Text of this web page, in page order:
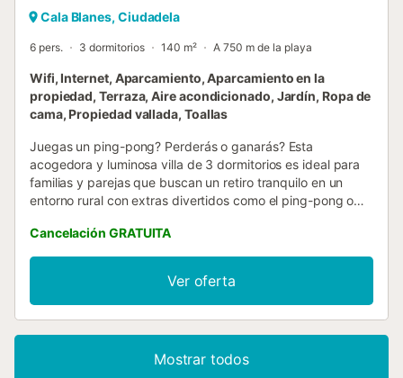
Cala Blanes, Ciudadela
6 pers. 3 dormitorios 140 m² A 750 m de la playa
Wifi, Internet, Aparcamiento, Aparcamiento en la
propiedad, Terraza, Aire acondicionado, Jardín, Ropa de
cama, Propiedad vallada, Toallas
Juegas un ping-pong? Perderás o ganarás? Esta
acogedora y luminosa villa de 3 dormitorios es ideal para
familias y parejas que buscan un retiro tranquilo en un
entorno rural con extras divertidos como el ping-pong o
WORK SPACE, que hemos creado para tí. Situado a 2
minutos en coche de Ciutadella de Menorca, ofrece una
superficie total de 140 m² y un amplio jardín privado de 40
m². Flomertor 2 cuenta con aire acondicionado en los
dormitorios y salón, lo que garantiza una temperatura
totalmente equipada con electrodomésticos , como
Cancelación GRATUITA
Ver oferta
Mostrar todos